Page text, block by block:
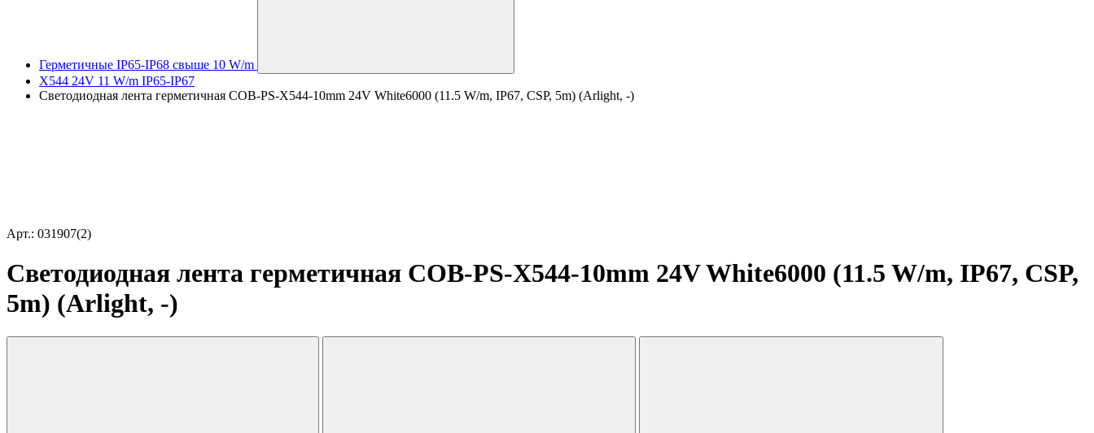
Герметичные IP65-IP68 свыше 10 W/m
X544 24V 11 W/m IP65-IP67
Светодиодная лента герметичная COB-PS-X544-10mm 24V White6000 (11.5 W/m, IP67, CSP, 5m) (Arlight, -)
Арт.: 031907(2)
Светодиодная лента герметичная COB-PS-X544-10mm 24V White6000 (11.5 W/m, IP67, CSP,
5m) (Arlight, -)